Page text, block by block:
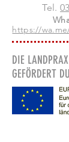
Tel.
https://
DIE
GEFÖRDERT